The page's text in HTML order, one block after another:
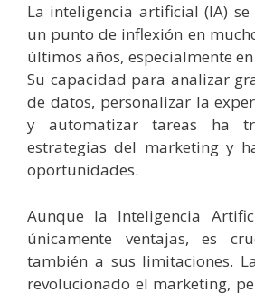
La inteligencia artificial (IA)
un punto de inflexión en
últimos años, especialmente
Su capacidad para analizar
de datos, personalizar la
y automatizar tareas ha
estrategias del marketing y
oportunidades.
Aunque la Inteligencia
únicamente ventajas, es
también a sus limitaciones.
revolucionado el marketing,